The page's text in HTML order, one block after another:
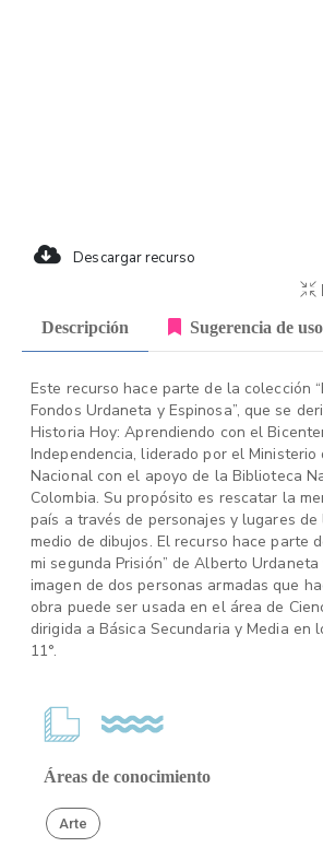
Descargar recurso
Descripción Sugerencia de
Este recurso hace parte de la colección
Fondos Urdaneta y Espinosa”, que se
Historia Hoy: Aprendiendo con el
Independencia, liderado por el Ministerio
Nacional con el apoyo de la Biblioteca
Colombia. Su propósito es rescatar la
país a través de personajes y lugares
medio de dibujos. El recurso hace parte
mi segunda Prisión” de Alberto
imagen de dos personas armadas que
obra puede ser usada en el área de
dirigida a Básica Secundaria y Media en
11°.
Áreas de conocimiento
Arte